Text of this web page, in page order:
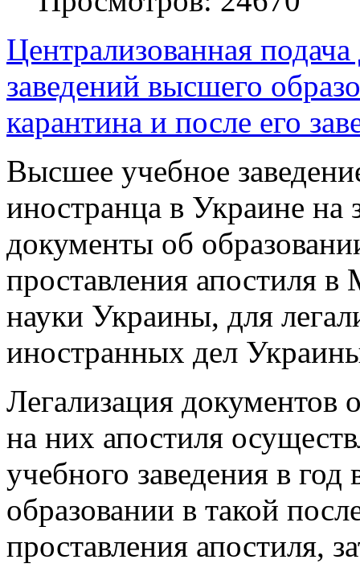
Централизованная
заведений высшего
карантина и после его
Высшее учебное
иностранца в Украине на
документы об
проставления апостиля
науки Украины, для
иностранных дел
Легализация документов
на них апостиля
учебного заведения в
образовании в такой
проставления апостиля,